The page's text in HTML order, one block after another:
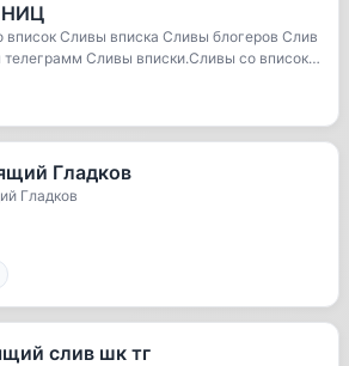
вписок Сливы вписка Сливы блогеров Слив
телеграмм Сливы вписки.Сливы со вписок
Гладков
Гладков
слив шк тг